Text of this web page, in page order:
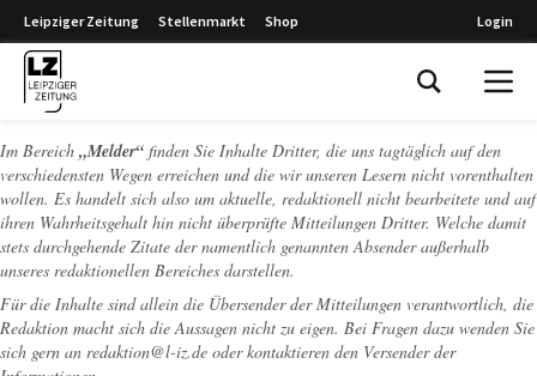
Leipziger Zeitung Stellenmarkt Shop Login
Im Bereich „Melder“ finden Sie Inhalte Dritter, die uns tagtäglich auf den
verschiedensten Wegen erreichen und die wir unseren Lesern nicht vorenthalten
wollen. Es handelt sich also um aktuelle, redaktionell nicht bearbeitete und auf
ihren Wahrheitsgehalt hin nicht überprüfte Mitteilungen Dritter. Welche damit
stets durchgehende Zitate der namentlich genannten Absender außerhalb
unseres redaktionellen Bereiches darstellen.
Für die Inhalte sind allein die Übersender der Mitteilungen verantwortlich, die
Redaktion macht sich die Aussagen nicht zu eigen. Bei Fragen dazu wenden Sie
sich gern an redaktion@l-iz.de oder kontaktieren den Versender der